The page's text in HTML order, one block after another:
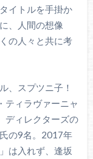
イトルを手掛か
、人間の想像
の人々と共に考
、スプツニ子！
ティラヴァーニャ
ディレクターズの
の9名。2017年
は入れず、逢坂